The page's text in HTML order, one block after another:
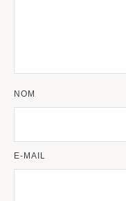
NOM
E-MAIL